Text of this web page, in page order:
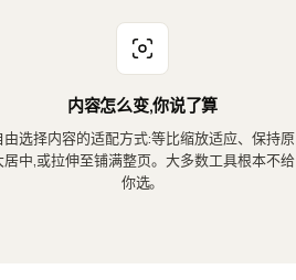
内容怎么变,你说了算
由选择内容的适配方式:等比缩放适应、保持原
居中,或拉伸至铺满整页。大多数工具根本不给
你选。